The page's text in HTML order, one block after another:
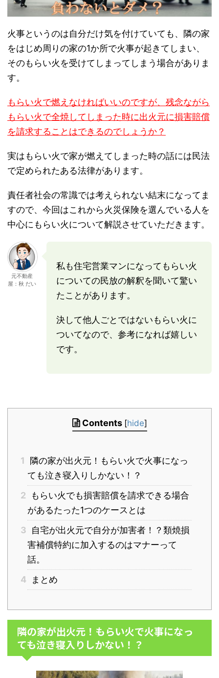
火事というのは自分だけ気を付けていても、隣の家
をはじめ周りの家の1か所で火事が起きてしまい、
そのもらい火を受けてしまってしまう場合がありま
す。
もらい火で燃えなければいいのですが、残念ながら
もらい火で全焼してしまった時に出火元に損害賠償
を請求することはできるのでしょうか？
実はもらい火で家が燃えてしまった時の話には民法
で定められたある法律があります。
責任者社会の常識では考えられない結末になってま
すので、今回はこれから火災保険を選んでいる人を
中心にもらい火について解説させていただきます。
元不動産
屋：秋 だい
私も住宅営業マンになってもらい火
についての民放の解釈を聞いて驚い
たことがあります。
決して他人ごとではないもらい火に
ついてなので、参考になれば嬉しい
です。
Contents [hide]
1
隣の家が出火元！もらい火で火事になっ
ても泣き寝入りしかない！？
2
もらい火でも損害賠償を請求できる場合
があるたった1つのケースとは
3
自宅が出火元で自分が加害者！？類焼損
害補償特約に加入するのはマナーって
話。
4
まとめ
隣の家が出火元！もらい火で火事になっ
ても泣き寝入りしかない！？